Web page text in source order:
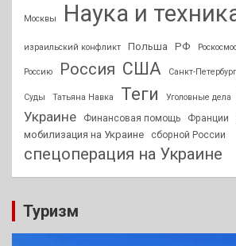
Москвы Наука и
израильский конфликт Польша РФ
Россию Россия США Санкт-
Суды Татьяна Навка Теги Уголовные дела
Украине Финансовая помощь Франции
мобилизация на Украине сборной России
спецоперация на Украине
Туризм